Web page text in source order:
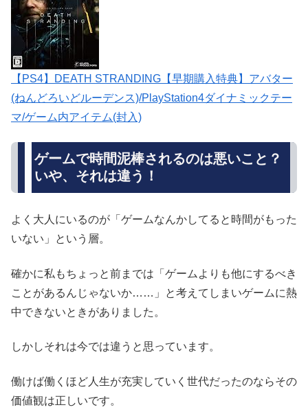
【PS4】DEATH STRANDING【早期購入特典】アバター
(ねんどろいどルーデンス)/PlayStation4ダイナミックテー
マ/ゲーム内アイテム(封入)
ゲームで時間泥棒されるのは悪いこと？
いや、それは違う！
よく大人にいるのが「ゲームなんかしてると時間がもった
いない」という層。
確かに私もちょっと前までは「ゲームよりも他にするべき
ことがあるんじゃないか……」と考えてしまいゲームに熱
中できないときがありました。
しかしそれは今では違うと思っています。
働けば働くほど人生が充実していく世代だったのならその
価値観は正しいです。